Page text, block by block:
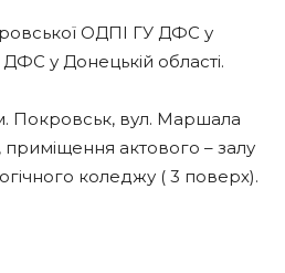
ОДПІ ГУ ДФС у
у Донецькій області.
Покровськ, вул. Маршала
актового – залу
коледжу ( 3 поверх).